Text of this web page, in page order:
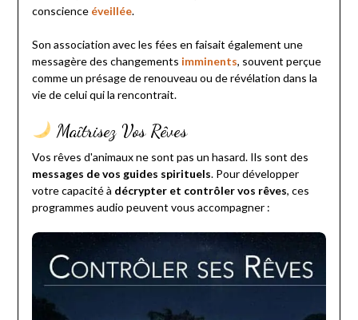
conscience éveillée.
Son association avec les fées en faisait également une
messagère des changements imminents, souvent perçue
comme un présage de renouveau ou de révélation dans la
vie de celui qui la rencontrait.
Maîtrisez Vos Rêves
Vos rêves d'animaux ne sont pas un hasard. Ils sont des
messages de vos guides spirituels. Pour développer
votre capacité à décrypter et contrôler vos rêves, ces
programmes audio peuvent vous accompagner :